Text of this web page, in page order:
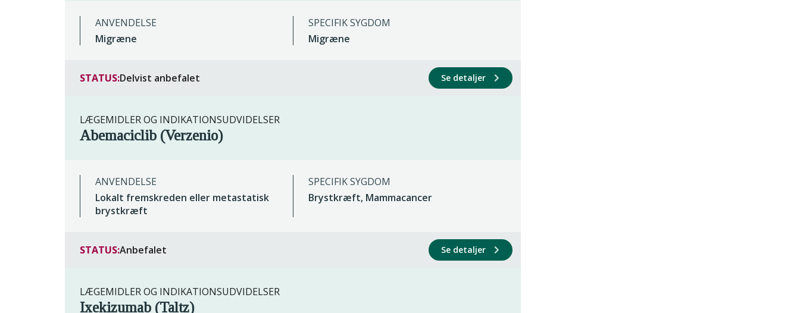
ANVENDELSE
Migræne
SPECIFIK SYGDOM
Migræne
STATUS:Delvist anbefalet Se detaljer
LÆGEMIDLER OG INDIKATIONSUDVIDELSER
Abemaciclib (Verzenio)
ANVENDELSE
Lokalt fremskreden eller metastatisk
brystkræft
SPECIFIK SYGDOM
Brystkræft, Mammacancer
STATUS:Anbefalet Se detaljer
LÆGEMIDLER OG INDIKATIONSUDVIDELSER
Ixekizumab (Taltz)